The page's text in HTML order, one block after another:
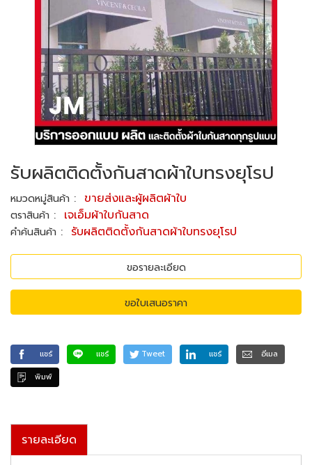
รับผลิตติดตั้งกันสาดผ้าใบทรงยุโรป
หมวดหมู่สินค้า : ขายส่งและผู้ผลิตผ้าใบ
ตราสินค้า : เจเอ็มผ้าใบกันสาด
คำค้นสินค้า : รับผลิตติดตั้งกันสาดผ้าใบทรงยุโรป
ขอรายละเอียด
ขอใบเสนอราคา
แชร์ แชร์ Tweet แชร์
อีเมล
พิมพ์
รายละเอียด